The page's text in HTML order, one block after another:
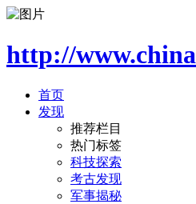
http://
首页
发现
推荐栏目
热门标签
科技探索
考古发现
军事揭秘